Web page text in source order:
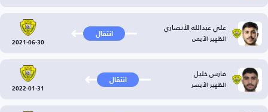
علي عبدالله الأنصاري
الظهير الأيمن انتقال
2021-06-30
فارس خليل
الظهير الأيسر انتقال
2022-01-31